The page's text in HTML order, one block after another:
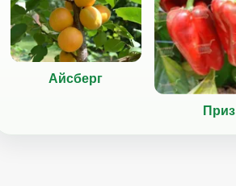
Айсберг
Приз